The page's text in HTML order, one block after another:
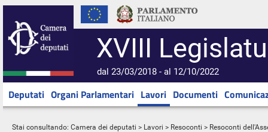
XVIII
dal 23/03/2018 - al 12/10/2022
Deputati Organi Parlamentari Lavori Documenti
Stai consultando: Camera dei deputati > Lavori > Resoconti > Resoconti